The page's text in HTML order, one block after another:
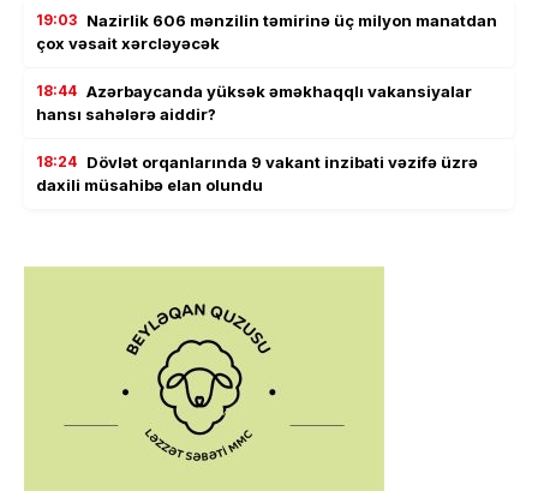
19:03 Nazirlik 606 mənzilin təmirinə üç milyon manatdan
çox vəsait xərcləyəcək
18:44 Azərbaycanda yüksək əməkhaqqlı vakansiyalar
hansı sahələrə aiddir?
18:24 Dövlət orqanlarında 9 vakant inzibati vəzifə üzrə
daxili müsahibə elan olundu